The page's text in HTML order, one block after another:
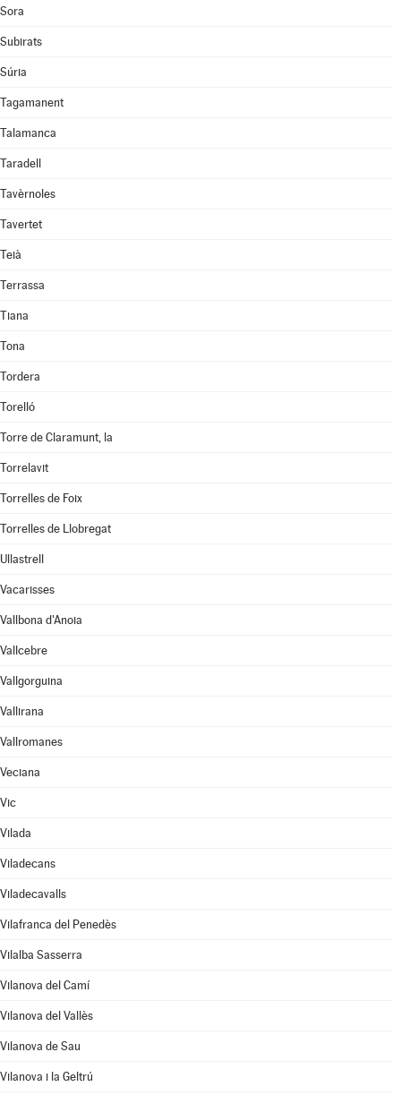
Sora
Subirats
Súria
Tagamanent
Talamanca
Taradell
Tavèrnoles
Tavertet
Teià
Terrassa
Tiana
Tona
Tordera
Torelló
Torre de Claramunt, la
Torrelavit
Torrelles de Foix
Torrelles de Llobregat
Ullastrell
Vacarisses
Vallbona d'Anoia
Vallcebre
Vallgorguina
Vallirana
Vallromanes
Veciana
Vic
Vilada
Viladecans
Viladecavalls
Vilafranca del Penedès
Vilalba Sasserra
Vilanova del Camí
Vilanova del Vallès
Vilanova de Sau
Vilanova i la Geltrú